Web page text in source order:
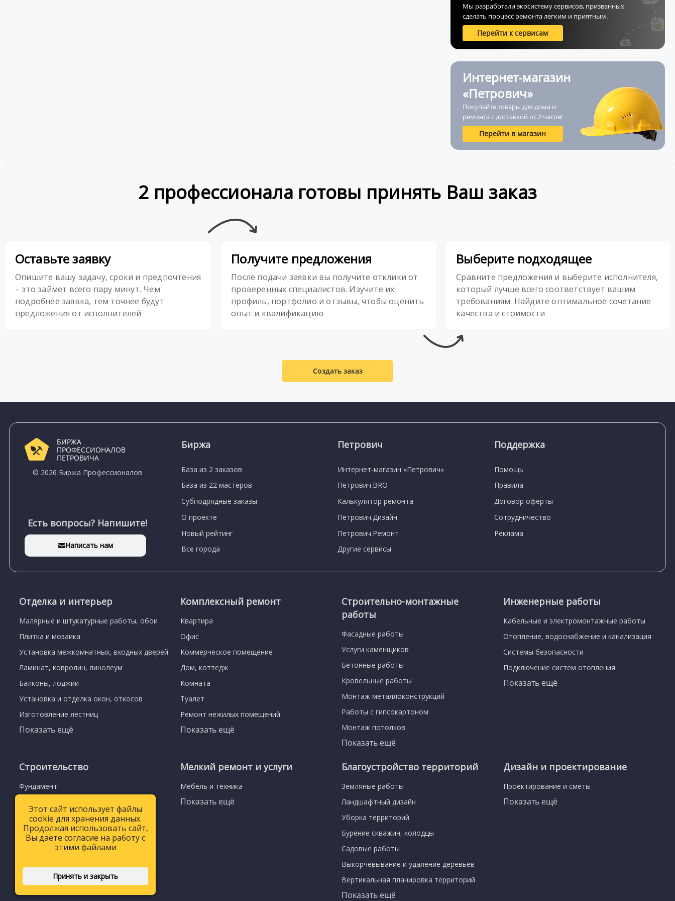
Мы разработали экосистему сервисов, призванных
сделать процесс ремонта легким и приятным.
Перейти к сервисам
Интернет-магазин
«Петрович»
Покупайте товары для дома и
ремонта с доставкой от 2 часов!
Перейти в магазин
2 профессионала готовы принять Ваш заказ
Оставьте заявку
Опишите вашу задачу, сроки и предпочтения
– это займет всего пару минут. Чем
подробнее заявка, тем точнее будут
предложения от исполнителей
Получите предложения
После подачи заявки вы получите отклики от
проверенных специалистов. Изучите их
профиль, портфолио и отзывы, чтобы оценить
опыт и квалификацию
Выберите подходящее
Сравните предложения и выберите исполнителя,
который лучше всего соответствует вашим
требованиям. Найдите оптимальное сочетание
качества и стоимости
Создать заказ
БИРЖА
ПРОФЕССИОНАЛОВ
ПЕТРОВИЧА
© 2026 Биржа Профессионалов
Есть вопросы? Напишите!
Написать нам
Биржа
База из 2 заказов
База из 22 мастеров
Субподрядные заказы
О проекте
Новый рейтинг
Все города
Петрович
Интернет-магазин «Петрович»
Петрович.BRO
Калькулятор ремонта
Петрович.Дизайн
Петрович.Ремонт
Другие сервисы
Поддержка
Помощь
Правила
Договор оферты
Сотрудничество
Реклама
Отделка и интерьер
Малярные и штукатурные работы, обои
Плитка и мозаика
Установка межкомнатных, входных дверей
Ламинат, ковролин, линолеум
Балконы, лоджии
Установка и отделка окон, откосов
Изготовление лестниц
Показать ещё
Комплексный ремонт
Квартира
Офис
Коммерческое помещение
Дом, коттедж
Комната
Туалет
Ремонт нежилых помещений
Показать ещё
Строительно-монтажные
работы
Фасадные работы
Услуги каменщиков
Бетонные работы
Кровельные работы
Монтаж металлоконструкций
Работы с гипсокартоном
Монтаж потолков
Показать ещё
Инженерные работы
Кабельные и электромонтажные работы
Отопление, водоснабжение и канализация
Системы безопасности
Подключение систем отопления
Показать ещё
Строительство
Фундамент
Показать ещё
Мелкий ремонт и услуги
Мебель и техника
Показать ещё
Благоустройство территорий
Земляные работы
Ландшафтный дизайн
Уборка территорий
Бурение скважин, колодцы
Садовые работы
Выкорчёвывание и удаление деревьев
Вертикальная планировка территорий
Показать ещё
Дизайн и проектирование
Проектирование и сметы
Показать ещё
Этот сайт использует файлы
cookie для хранения данных.
Продолжая использовать сайт,
Вы даете согласие на работу с
этими файлами
Принять и закрыть
Этот сайт использует файлы
cookie для хранения данных.
Продолжая использовать сайт,
Вы даете согласие на работу с
этими файлами
Принять и закрыть